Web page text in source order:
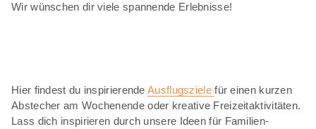
Wir wünschen dir viele spannende Erlebnisse!
Hier findest du inspirierendeAusflugszielefür einen kurzen
Abstecher am Wochenende oder kreative Freizeitaktivitäten.
Lass dich inspirieren durch unsere Ideen für Familien-